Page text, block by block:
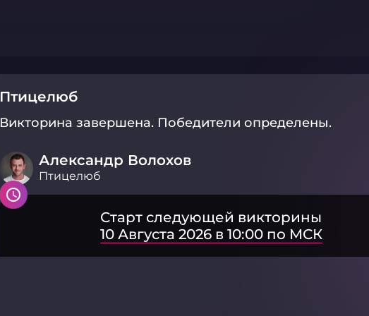
Птицелюб
Викторина завершена. Победители определены.
Александр Волохов
Птицелюб
Старт следующей викторины
10 Августа 2026 в 10:00 по МСК